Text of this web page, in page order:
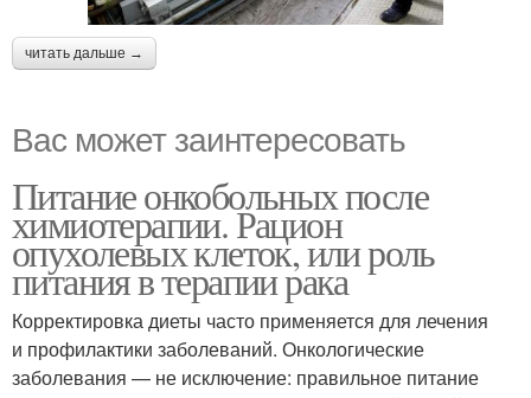
читать дальше →
Вас может заинтересовать
Питание онкобольных после
химиотерапии. Рацион
опухолевых клеток, или роль
питания в терапии рака
Корректировка диеты часто применяется для лечения
и профилактики заболеваний. Онкологические
заболевания — не исключение: правильное питание